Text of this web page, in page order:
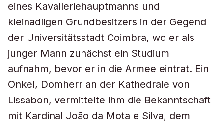
eines Kavalleriehauptmanns und
kleinadligen Grundbesitzers in der Gegend
der Universitätsstadt Coimbra, wo er als
junger Mann zunächst ein Studium
aufnahm, bevor er in die Armee eintrat. Ein
Onkel, Domherr an der Kathedrale von
Lissabon, vermittelte ihm die Bekanntschaft
mit Kardinal João da Mota e Silva, dem